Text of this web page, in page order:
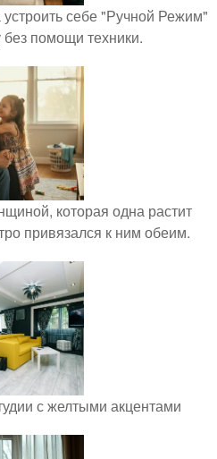
себе "Ручной Режим"
помощи техники.
которая одна растит
привязался к ним обеим.
с желтыми акцентами